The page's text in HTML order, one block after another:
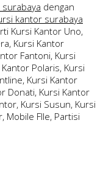
dengan
kantor surabaya
Kursi Kantor Uno,
Kursi Kantor
Fantoni, Kursi
Polaris, Kursi
Kursi Kantor
Donati, Kursi Kantor
Kursi Susun, Kursi
Mobile FIle, Partisi